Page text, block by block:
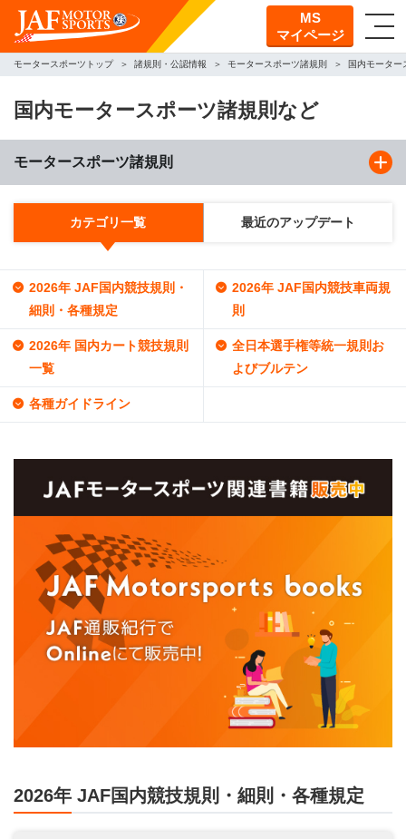
MS
マイページ
モータースポーツトップ 諸規則・公認情報 モータースポーツ諸規則 国内モーター
国内モータースポーツ諸規則など
モータースポーツ諸規則
カテゴリ一覧 最近のアップデート
2026年 JAF国内競技規則・
細則・各種規定
2026年 JAF国内競技車両規
則
2026年 国内カート競技規則
一覧
全日本選手権等統一規則お
よびブルテン
各種ガイドライン
2026年 JAF国内競技規則・細則・各種規定